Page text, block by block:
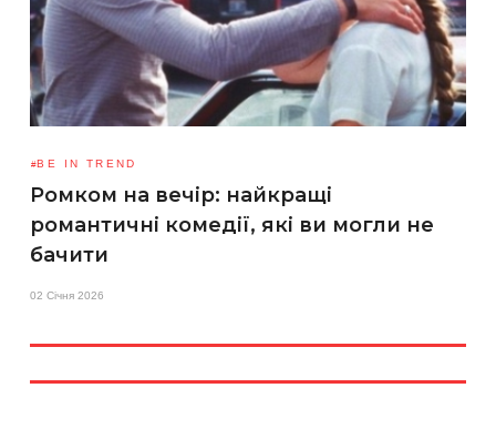
BE IN TREND
Ромком на вечір: найкращі
романтичні комедії, які ви могли не
бачити
02 Січня 2026